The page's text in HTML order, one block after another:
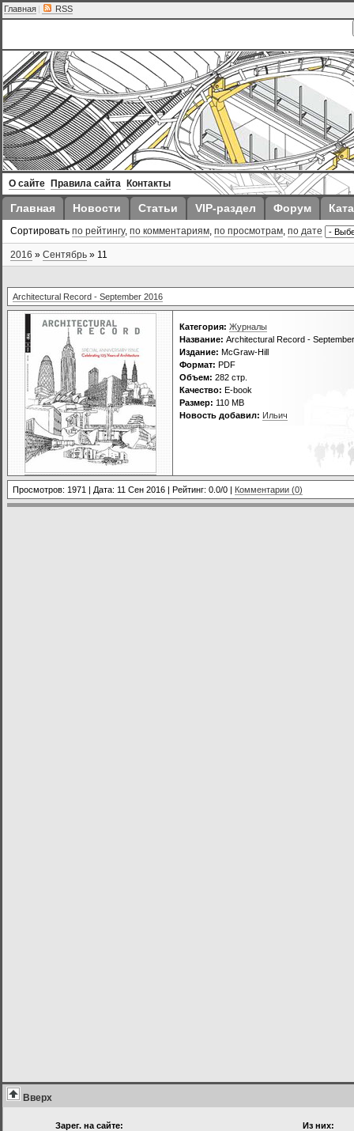
Главная | RSS
О сайте Правила сайта Контакты
Главная Новости Статьи VIP-раздел Форум
Сортировать по рейтингу, по комментариям, по просмотрам, по дате
2016 » Сентябрь » 11
Architectural Record - September 2016
Категория: Журналы
Название: Architectural Record -
Издание: McGraw-Hill
Формат: PDF
Объем: 282 стр.
Качество: E-book
Размер: 110 MB
Новость добавил: Ильич
Просмотров: 1971 | Дата: 11 Сен 2016 | Рейтинг: 0.0/0 | Комментарии (0)
Вверх
Зарег. на сайте:
Из них: